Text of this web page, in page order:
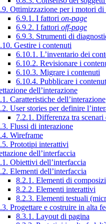
Ottimizzazione per i motori di
6.9.1. I fattori on-page
6.9.2. I fattori off-page
6.9.3. Strumenti di
Gestire i contenuti
6.10.1. L’inventario dei
6.10.2. Revisionare i
6.10.3. Migrare i contenuti
6.10.4. Pubblicare i
dell’interazione
Caratteristiche dell’interazione
User stories per definire
7.2.1. Differenza tra scenari
Flussi di interazione
Wireframe
Prototipi interattivi
dell’interfaccia
Obiettivi dell’interfaccia
Elementi dell’interfaccia
8.2.1. Elementi di
8.2.2. Elementi interattivi
8.2.3. Elementi testuali
Progettare e costruire in alta
8.3.1. Layout di pagina